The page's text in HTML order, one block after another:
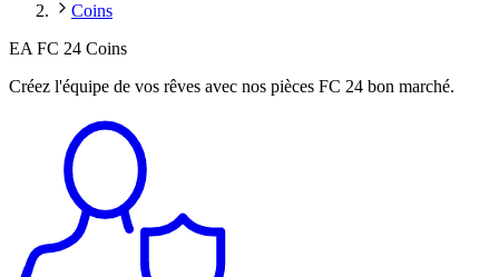
Coins
EA FC 24 Coins
Créez l'équipe de vos rêves avec nos pièces FC 24 bon marché.